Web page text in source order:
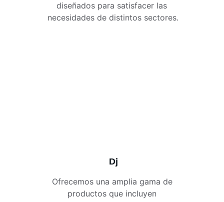
Dj
diseñados para satisfacer las
necesidades de distintos sectores.
Ofrecemos una amplia gama de
productos que incluyen